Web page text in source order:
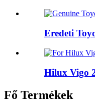
Eredeti
Hilux Vigo
Fő Termékek